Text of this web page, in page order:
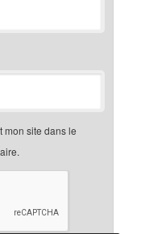
mon site dans le